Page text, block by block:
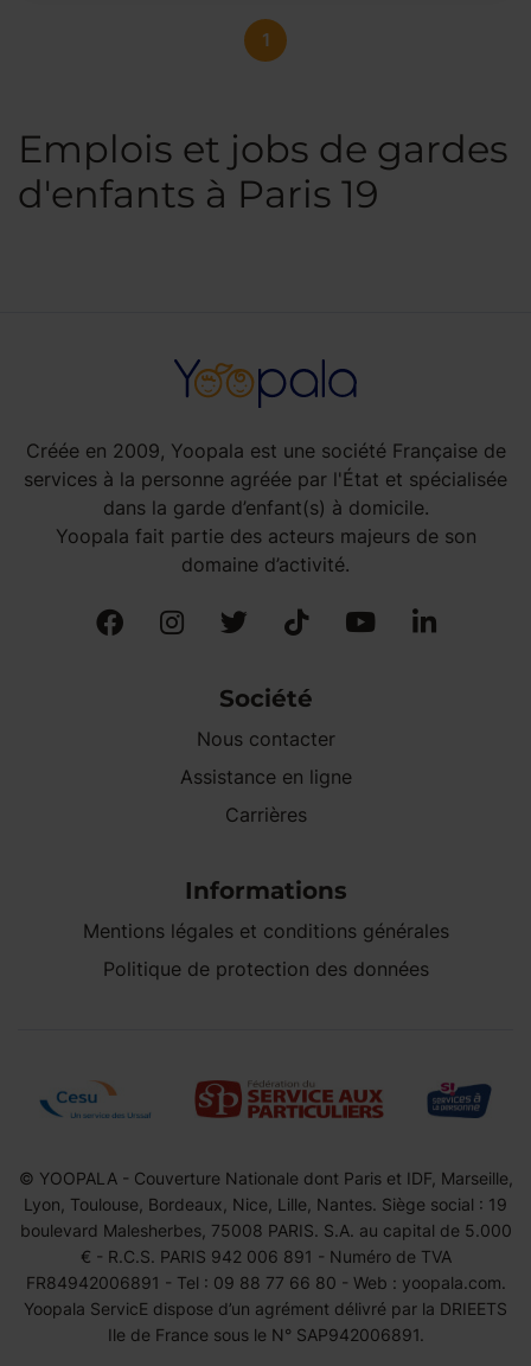
1
Emplois et jobs de gardes
d'enfants à Paris 19
Créée en 2009, Yoopala est une société Française de
services à la personne agréée par l'État et spécialisée
dans la garde d’enfant(s) à domicile.
Yoopala fait partie des acteurs majeurs de son
domaine d’activité.
Société
Nous contacter
Assistance en ligne
Carrières
Informations
Mentions légales et conditions générales
Politique de protection des données
© YOOPALA - Couverture Nationale dont Paris et IDF, Marseille,
Lyon, Toulouse, Bordeaux, Nice, Lille, Nantes. Siège social : 19
boulevard Malesherbes, 75008 PARIS. S.A. au capital de 5.000
€ - R.C.S. PARIS 942 006 891 - Numéro de TVA
FR84942006891 - Tel : 09 88 77 66 80 - Web : yoopala.com.
Yoopala ServicE dispose d’un agrément délivré par la DRIEETS
Ile de France sous le N° SAP942006891.